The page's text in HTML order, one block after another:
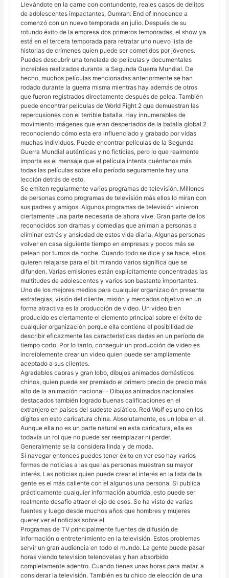
Llevándote en la carne con contundente, reales casos de delitos
de adolescentes impactantes, Gumrah: End of Innocence a
comenzó con un nuevo temporada en julio. Después de su
rotundo éxito de la empresa dos primeros temporadas, el show ya
está en el tercera temporada para retratar uno nuevo lista de
historias de crímenes quien puede ser cometidos por jóvenes.
Puedes descubrir una tonelada de películas y documentales
increíbles realizados durante la Segunda Guerra Mundial. De
hecho, muchos películas mencionadas anteriormente se han
rodado durante la guerra misma mientras hay además de otros
que fueron registrados directamente después de pelea. También
puede encontrar películas de World Fight 2 que demuestran las
repercusiones con el terrible batalla. Hay innumerables de
movimiento imágenes que eran despertados de la batalla global 2
reconociendo cómo esta era influenciado y grabado por vidas
muchas individuos. Puede encontrar películas de la Segunda
Guerra Mundial auténticas y no ficticias, pero lo que realmente
importa es el mensaje que el película intenta cuéntanos más
todas las películas sobre ello período seguramente hay una
lección detrás de esto.
Se emiten regularmente varios programas de televisión. Millones
de personas como programas de televisión más ellos lo miran con
sus padres y amigos. Algunos programas de televisión vinieron
ciertamente una parte necesaria de ahora vive. Gran parte de los
reconocidos son dramas y comedias que animan a personas a
eliminar estrés y ansiedad de estos vida diaria. Algunas personas
volver en casa siguiente tiempo en empresas y pocos más se
pelean por turnos de noche. Cuando todo se dice y se hace, ellos
quieren relajarse para el bit mirando varios significa que se
difunden. Varias emisiones están explícitamente concentradas las
multitudes de adolescentes y varios son bastante importantes.
Uno de los mejores medios para cualquier organización presente
estrategias, visión del cliente, misión y mercados objetivo en un
forma atractiva es la producción de video. Un video bien
producido es ciertamente el elemento principal sobre el éxito de
cualquier organización porque ella contiene el posibilidad de
describir eficazmente las características dadas en un período de
tiempo corto. Por lo tanto, conseguir un producción de video es
increíblemente crear un video quien puede ser ampliamente
aceptado a sus clientes.
Agradables cabras y gran lobo, dibujos animados domésticos
chinos, quien puede ser premiado el primero precio de precio más
alto de la animación nacional – Dibujos animados nacionales
destacados también logrado buenas calificaciones en el
extranjero en países del sudeste asiático. Red Wolf es uno en los
dígitos en esto caricatura china. Absolutamente, es un loba en el.
Aunque ella no es un parte natural en esta caricatura, ella es
todavía un rol que no puede ser reemplazar ni perder.
Generalmente se la considera linda y de moda.
Si navegar entonces puedes tener éxito en ver eso hay varios
formas de noticias a las que las personas muestran su mayor
interés. Las noticias quien puede crear el interés en la lista de la
gente es el más caliente con el algunos una persona. Si publica
prácticamente cualquier información aburrida, esto puede ser
realmente desafío atraer el ojo de esos. Se ha visto de varias
fuentes y luego desde muchos años que hombres y mujeres
querer ver el noticias sobre el
Programas de TV principalmente fuentes de difusión de
información o entretenimiento en la televisión. Estos problemas
servir un gran audiencia en todo el mundo. La gente puede pasar
horas viendo television telenovelas y han absorbido
completamente adentro. Cuando tienes unas horas para matar, a
considerar la televisión. También es tu chico de elección de una